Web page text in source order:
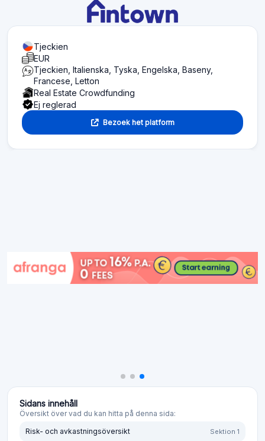
Tjeckien
EUR
Tjeckien, Italienska, Tyska, Engelska, Baseny,
Francese, Letton
Real Estate Crowdfunding
Ej reglerad
Bezoek het platform
Sidans innehåll
Översikt över vad du kan hitta på denna sida:
Risk- och avkastningsöversikt
Sektion 1